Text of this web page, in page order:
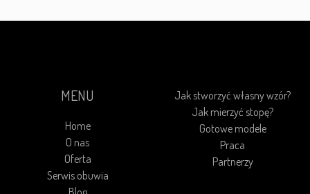
MENU
Home
O nas
Oferta
Serwis obuwia
Jak stworzyć własny wzór?
Jak mierzyć stopę?
Gotowe modele
Praca
Partnerzy